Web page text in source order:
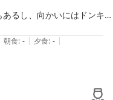
よう、より一層のサービ
イン名古屋栄駅前を何卒
るし、向かいにはドンキも
ことはできました。
朝食: - | 夕食: - |